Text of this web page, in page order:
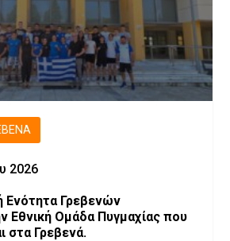
2026
Ενότητα Γρεβενών
Εθνική Ομάδα Πυγμαχίας που
στα Γρεβενά.